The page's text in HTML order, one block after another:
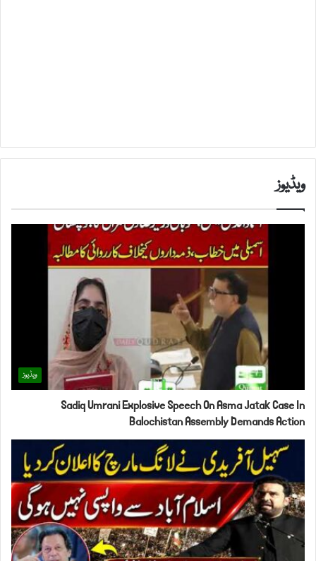
ویڈیوز
ویڈیوز
Sadiq Umrani Explosive Speech On Asma Jatak Case In
Balochistan Assembly Demands Action